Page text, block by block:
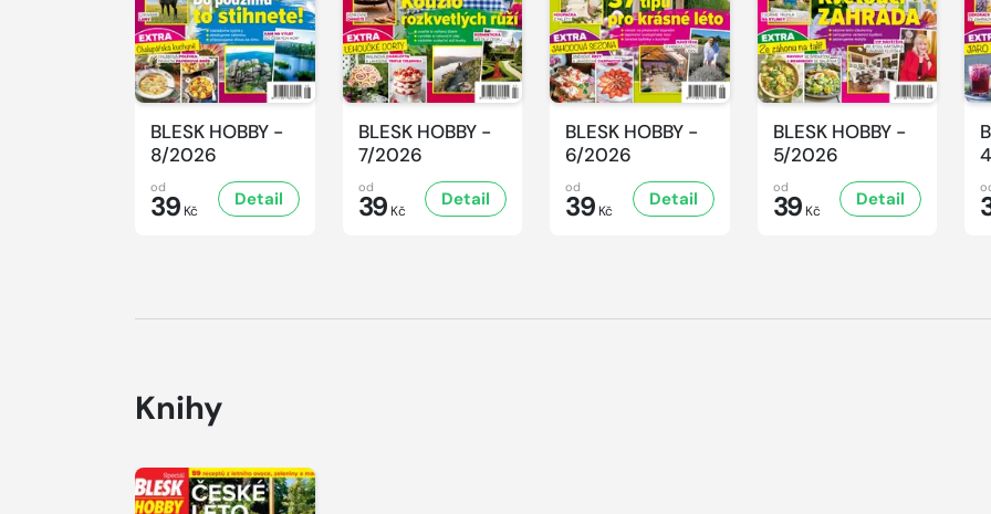
BLESK HOBBY -
8/2026
od
39 Kč
Detail
BLESK HOBBY -
7/2026
od
39 Kč
Detail
BLESK HOBBY -
6/2026
od
39 Kč
Detail
BLESK HOBBY -
5/2026
od
39 Kč
Detail
Knihy